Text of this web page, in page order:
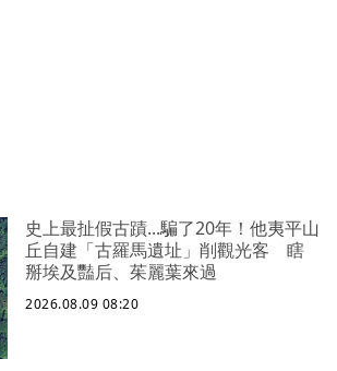
史上最扯假古蹟...騙了20年！他夷平山
丘自建「古羅馬遺址」削觀光客 瞎
掰埃及豔后、茱麗葉來過
2026.08.09 08:20